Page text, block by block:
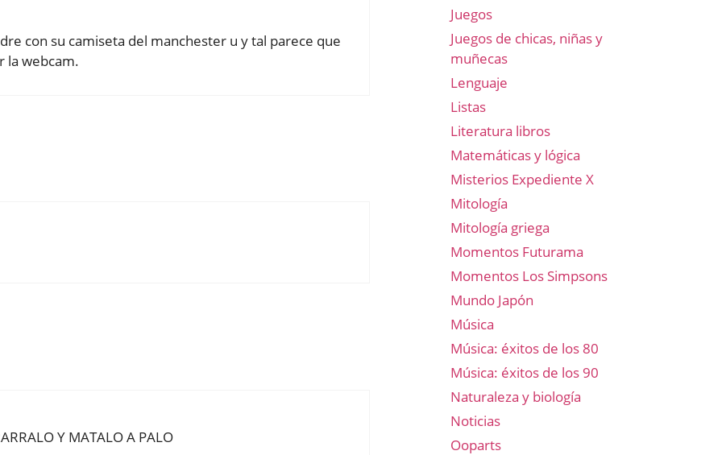
con su camiseta del manchester u y tal parece que
la webcam.
Y MATALO A PALO
Juegos
Juegos de chicas, niñas y
muñecas
Lenguaje
Listas
Literatura libros
Matemáticas y lógica
Misterios Expediente X
Mitología
Mitología griega
Momentos Futurama
Momentos Los Simpsons
Mundo Japón
Música
Música: éxitos de los 80
Música: éxitos de los 90
Naturaleza y biología
Noticias
Ooparts